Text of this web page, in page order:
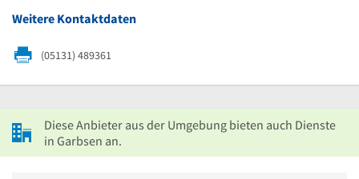
Weitere Kontaktdaten
(05131) 489361
Diese Anbieter aus der Umgebung bieten auch Dienste
in Garbsen an.